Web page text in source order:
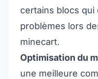
certains blocs qui
problèmes lors
minecart.
Optimisation du
une meilleure